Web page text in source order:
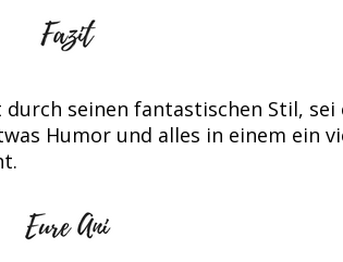
seinen fantastischen Stil,
Humor und alles in einem ein